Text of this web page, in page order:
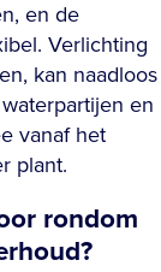
en de
Verlichting
kan naadloos
en
vanaf het
plant.
rondom